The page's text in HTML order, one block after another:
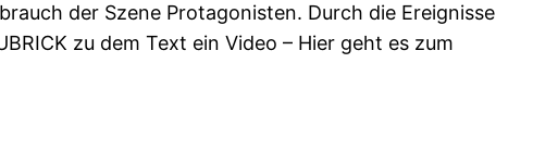
der Szene Protagonisten. Durch die Ereignisse
zu dem Text ein Video – Hier geht es zum